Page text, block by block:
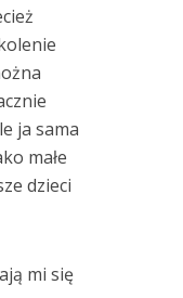
ja sama
małe
dzieci
mi się